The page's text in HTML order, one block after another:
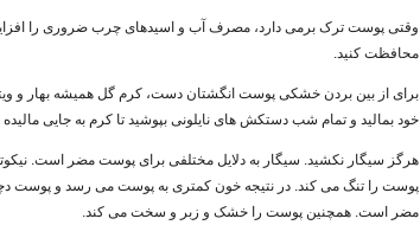
وقتی پوست ترک برمی دارد، مصرف آب و اسیدهای چرب ضروری را
محافظت کنید.
خود بمالید و تمام شب دستکش های نایلونی بپوشید تا کرم به جایی
هرگز سیگار نکشید. سیگار به دلایل مختلفی برای پوست مضر است.
پوست را تنگ می کند. در نتیجه خون کمتری به پوست می رسد و پوست
مضر است. همچنین پوست را خشک و زبر و سخت می کند.